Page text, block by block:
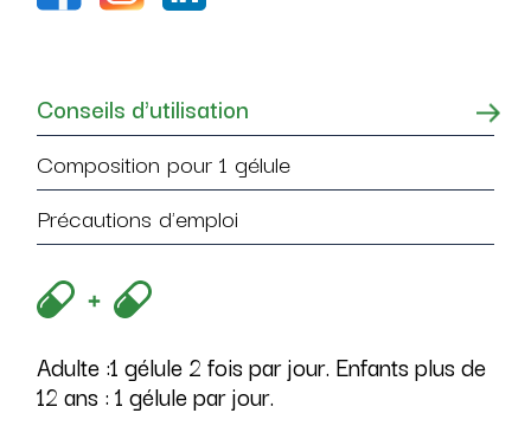
Conseils d'utilisation
Composition pour 1 gélule
Précautions d'emploi
Adulte :1 gélule 2 fois par jour. Enfants plus de
12 ans : 1 gélule par jour.